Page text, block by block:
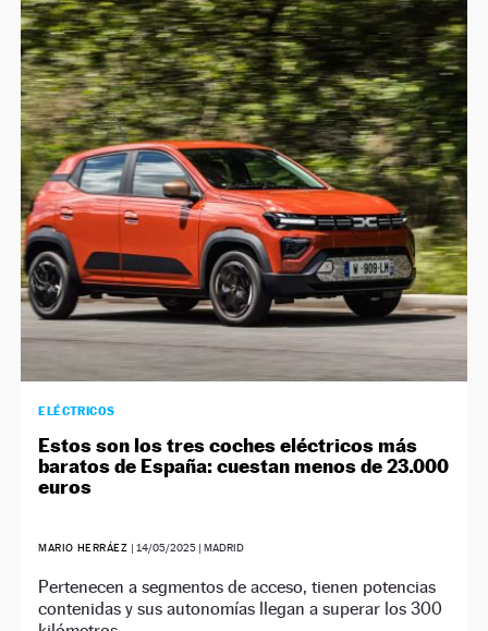
ELÉCTRICOS
Estos son los tres coches eléctricos más
baratos de España: cuestan menos de 23.000
euros
MARIO HERRÁEZ | 14/05/2025| MADRID
Pertenecen a segmentos de acceso, tienen potencias
contenidas y sus autonomías llegan a superar los 300